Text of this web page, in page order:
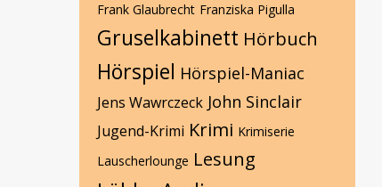
Frank Glaubrecht Franziska Pigulla
Gruselkabinett Hörbuch
Hörspiel Hörspiel-Maniac
Jens Wawrczeck John Sinclair
Jugend-Krimi Krimi Krimiserie
Lauscherlounge Lesung